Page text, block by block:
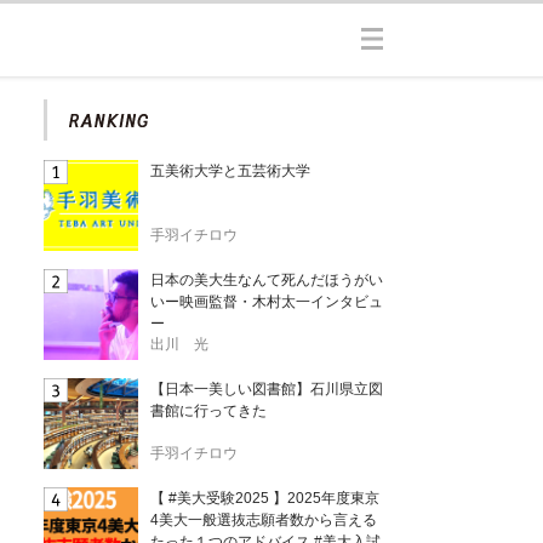
五美術大学と五芸術大学
手羽イチロウ
日本の美大生なんて死んだほうがい
いー映画監督・木村太一インタビュ
ー
出川 光
【日本一美しい図書館】石川県立図
書館に行ってきた
手羽イチロウ
【 #美大受験2025 】2025年度東京
4美大一般選抜志願者数から言える